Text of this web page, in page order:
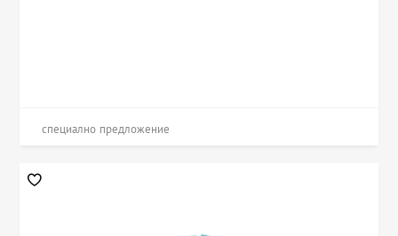
специално предложение